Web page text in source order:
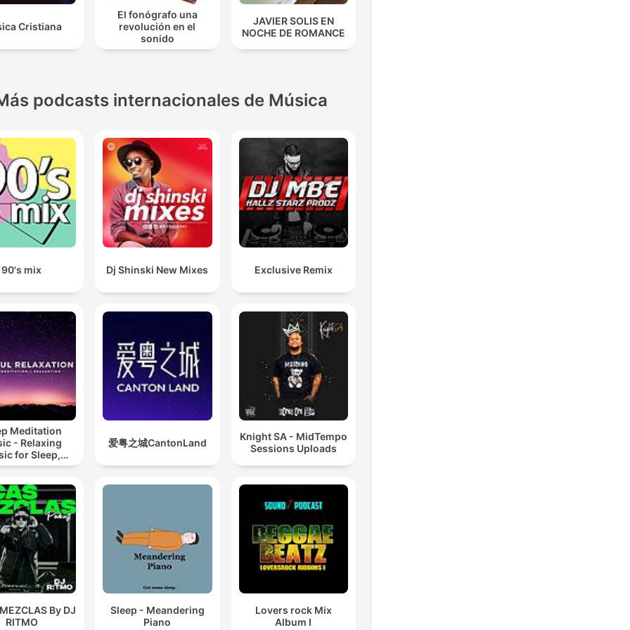
Cristiana
El fonógrafo una
revolución en el
sonido
JAVIER SOLIS EN
NOCHE DE ROMANCE
podcasts internacionales de Música
90's mix Dj Shinski New Mixes Exclusive Remix
Meditation
- Relaxing
for Sleep,
&
爱粤之城CantonLand
Knight SA - MidTempo
Sessions Uploads
By DJ
RITMO
Sleep - Meandering
Piano
Lovers rock Mix
Album I